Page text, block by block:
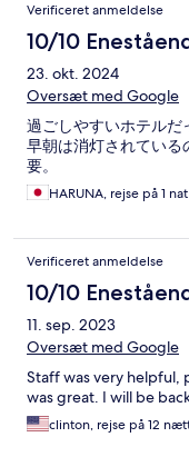
Verificeret anmeldelse
10/10
23. okt. 2024
Oversæt med Google
過ごしやすいホテルだ
早朝は消灯されてい
要。
HARUNA, rejse på 1 nat
Verificeret anmeldelse
10/10
11. sep. 2023
Oversæt med Google
Staff was very helpful,
was great. I will be
clinton, rejse på 12